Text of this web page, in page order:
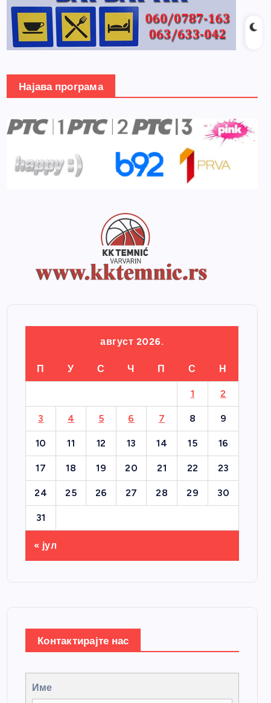
Најава програма
август 2026.
П У С Ч П С Н
1 2
3 4 5 6 7 8 9
10 11 12 13 14 15 16
17 18 19 20 21 22 23
24 25 26 27 28 29 30
31
« јул
Контактирајте нас
Име